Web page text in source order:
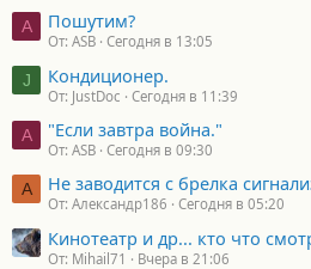
A Пошутим?
От: ASB Сегодня в 13:05
J Кондиционер.
От: JustDoc Сегодня в 11:39
A "Если завтра война."
От: ASB Сегодня в 09:30
А Не заводится с брелка
От: Александр186 Сегодня в 05:20
Кинотеатр и др... кто что
От: Mihail71 Вчера в 21:06